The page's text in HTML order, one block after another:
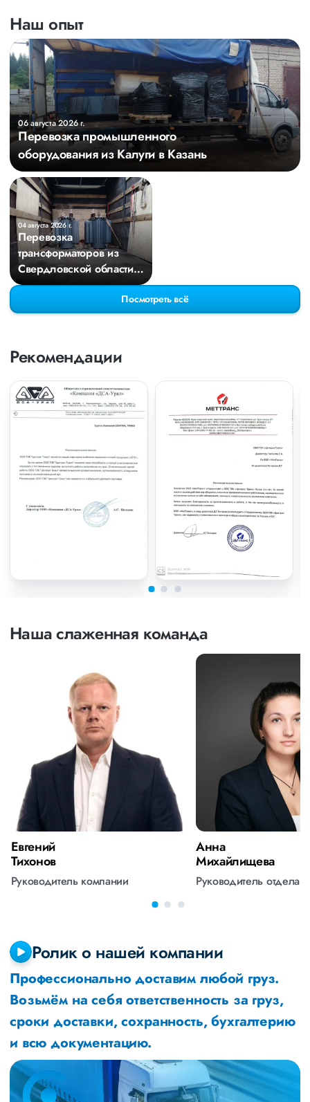
Наш опыт
06 августа 2026 г.
Перевозка промышленного
оборудования из Калуги в Казань
04 августа 2026 г.
Перевозка
трансформаторов из
Свердловской области в
Киров
Посмотреть всё
Рекомендации
Наша слаженная команда
Евгений
Тихонов
Руководитель компании
Анна
Михайлищева
Руководитель отдела
Ролик о нашей компании
Профессионально доставим любой груз.
Возьмём на себя ответственность за груз,
сроки доставки, сохранность, бухгалтерию
и всю документацию.